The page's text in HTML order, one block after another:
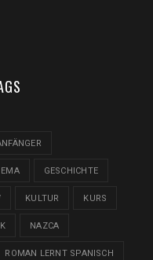
EMA GESCHICHTE
KULTUR KURS
NAZCA
ROMAN LERNT SPANISCH